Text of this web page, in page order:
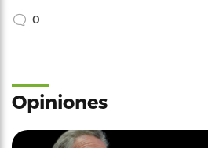
0
Opiniones